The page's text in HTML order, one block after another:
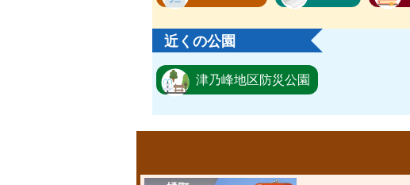
近くの公園
津乃峰地区防災公園